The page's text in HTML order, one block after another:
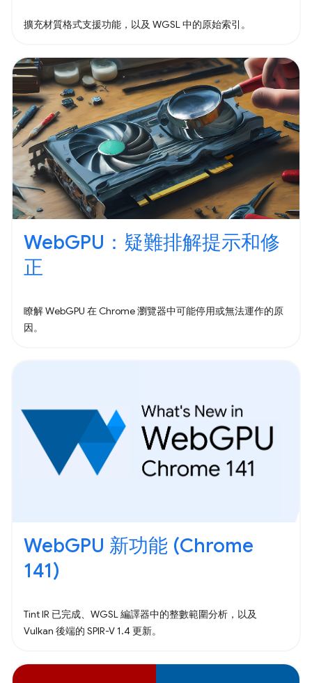
擴充材質格式支援功能，以及 WGSL 中的原始索引。
WebGPU：疑難排解提示和修
正
瞭解 WebGPU 在 Chrome 瀏覽器中可能停用或無法運作的原
因。
WebGPU 新功能 (Chrome
141)
Tint IR 已完成、WGSL 編譯器中的整數範圍分析，以及
Vulkan 後端的 SPIR-V 1.4 更新。